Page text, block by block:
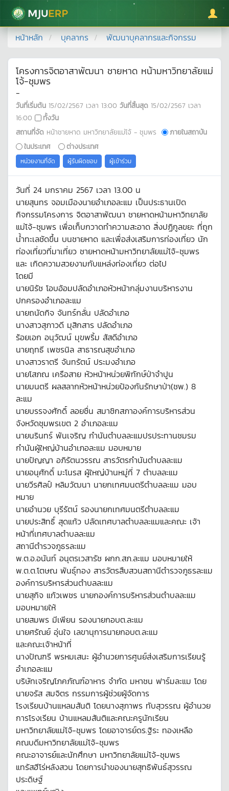
มหาวิทยาลัยแม่โจ้
หน้าหลัก บุคลากร พัฒนาบุคลากรและกิจกรรม
โครงการจิตอาสาพัฒนา ชายหาด หน้ามหาวิทยาลัยแม่
โจ้-ชุมพร
-
วันที่เริ่มต้น 15/02/2567 เวลา 13:00 วันที่สิ้นสุด 15/02/2567 เวลา
16:00
ทั้งวัน
สถานที่จัด หน้าชายหาด มหาวิทยาลัยแม่โจ้ - ชุมพร
ภายในสถาบัน
ในประเทศ
ต่างประเทศ
หน่วยงานที่จัด ผู้รับผิดชอบ ผู้เข้าร่วม
วันที่ 24 มกราคม 2567 เวลา 13.00 น
นายสุนทร จอมเมืองนายอำเภอละแม เป็นประธานเปิด
กิจกรรมโครงการ จิตอาสาพัฒนา ชายหาดหน้ามหาวิทยาลัย
แม่โจ้-ชุมพร เพื่อเก็บกวาดทำความสะอาด สิ่งปฏิกูลขยะ ที่ถูก
น้ำทะเลชัดขึ้น บนชายหาด และเพื่อส่งเสริมการท่องเที่ยว นัก
ท่องเที่ยวที่มาเที่ยว ชายหาดหน้ามหาวิทยาลัยแม่โจ้-ชุมพร
และ เกิดความสวยงามกับแหล่งท่องเที่ยว ต่อไป
โดยมี
นายนิรัช โอบอ้อมปลัดอำเภอหัวหน้ากลุ่มงานบริหารงาน
ปกครองอำเภอละแม
นายถนัดกิจ จันทร์กลั่น ปลัดอำเภอ
นางสาวสุภาวดี มุสิกสาร ปลัดอำเภอ
ร้อยเอก อนุวัฒน์ มุขพริ้ม สัสดีอำเภอ
นายฤทธี เพชรนิล สาธารณสุขอำเภอ
นางสาวราตรี จันทรัตน์ ประมงอำเภอ
นายโสภณ เครือสาย หัวหน้าหน่วยพิทักษ์ป่าจำปูน
นายมนตรี ผลสลากหัวหน้าหน่วยป้องกันรักษาป่า(ชพ.) 8
ละแม
นายบรรจงศักดิ์ ลอยชื่น สมาชิกสภาองค์การบริหารส่วน
จังหวัดชุมพรเขต 2 อำเภอละแม
นายนรินทร์ พันเจริญ กำนันตำบลละแมปรประทานชมรม
กำนันผู้ใหญ่บ้านอำเภอละแม มอบหมาย
นายปัญญา อภิรัตนวรรณ สารวัตรกำนันตำบลละแม
นายอนุศักดิ์ มะโนรส ผู้ใหญ่บ้านหมู่ที่ 7 ตำบลละแม
นายวีรศิลป์ หลิมวัฒนา นายกเทศมนตรีตำบลละแม มอบ
หมาย
นายอำนวย บุรีรัตน์ รองนายกเทศมนตรีตำบลละแม
นายประสิทธิ์ สุดแก้ว ปลัดเทศบาลตำบลละแมและคณะ เจ้า
หน้าที่เทศบาลตำบลละแม
สถานีตำรวจภูธรละแม
พ.ต.อ.อนันท์ อนุตรเวสารัช ผกก.สภ.ละแม มอบหมายให้
พ.ต.ต.โตษณ พันธุ์ทอง สารวัตรสืบสวนสถานีตำรวจภูธรละแม
องค์การบริหารส่วนตำบลละแม
นายสุกิจ แก้วเพชร นายกองค์การบริหารส่วนตำบลละแม
มอบหมายให้
นายสมพร มีเพียน รองนายกอบต.ละแม
นายศรัณย์ อุ่นใจ เลขานุการนายกอบต.ละแม
และคณะเจ้าหน้าที่
นางปัณฑรี พรหมเสนะ ผู้อำนวยการศูนย์ส่งเสริมการเรียนรู้
อำเภอละแม
บริษัทเจริญโภคภัณฑ์อาหาร จำกัด มหาชน ฟาร์มละแม โดย
นายจรัส สมจิตร กรรมการผู้ช่วยผู้จัดการ
โรงเรียนบ้านแหลมสันติ โดยนางสุภาพร ทับสุวรรณ ผู้อำนวย
การโรงเรียน บ้านแหลมสันติและคณะครูนักเรียน
มหาวิทยาลัยแม่โจ้-ชุมพร โดยอาจารย์ดร.ฐิระ ทองเหลือ
คณบดีมหาวิทยาลัยแม่โจ้-ชุมพร
คณะอาจารย์และนักศึกษา มหาวิทยาลัยแม่โจ้-ชุมพร
แทรัสฮีโร่หลังสวน โดยการนำของนายสุทธิพันธ์สุวรรณ
ประดิษฐ์